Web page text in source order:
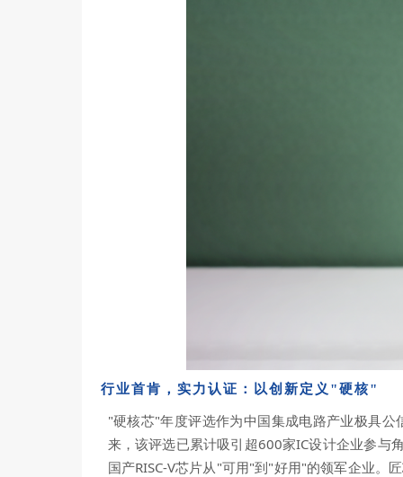
行业首肯，实力认证： 以创新定义"硬核"
"硬核芯"年度评选作为中国集成电路产业极具
来，该评选已累计吸引超600家IC设计企业参与
国产RISC-V芯片从"可用"到"好用"的领军企业。